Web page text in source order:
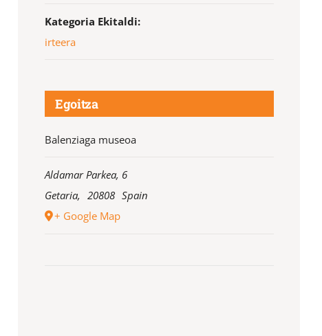
Kategoria Ekitaldi:
irteera
Egoitza
Balenziaga museoa
Aldamar Parkea, 6
Getaria, 20808 Spain
+ Google Map